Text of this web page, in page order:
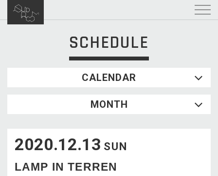
SCHEDULE
CALENDAR
WED
2
3 4 5
16
17 18 19
MONTH
2020.12.13 SUN
LAMP IN TERREN